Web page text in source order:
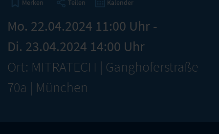
Merken Teilen Kalender
Mo. 22.04.2024 11:00 Uhr -
Di. 23.04.2024 14:00 Uhr
Ort: MITRATECH | Ganghoferstraße
70a | München